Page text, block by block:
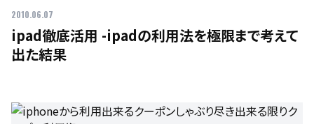
2010.06.07
ipad徹底活用 -ipadの利用法を極限まで考えて
出た結果